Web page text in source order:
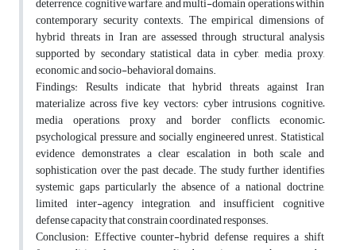
contemporary security contexts. The empirical dimensions of
hybrid threats in Iran are assessed through structural analysis
supported by secondary statistical data in cyber, media, proxy,
economic, and socio-behavioral domains.
Findings: Results indicate that hybrid threats against Iran
materialize across five key vectors: cyber intrusions, cognitive–
media operations, proxy and border conflicts, economic–
psychological pressure, and socially engineered unrest. Statistical
evidence demonstrates a clear escalation in both scale and
sophistication over the past decade. The study further identifies
systemic gaps particularly the absence of a national doctrine,
limited inter-agency integration, and insufficient cognitive
defense capacity that constrain coordinated responses.
Conclusion: Effective counter-hybrid defense requires a shift